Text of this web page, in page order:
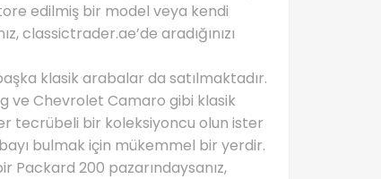
edilmiş bir model veya kendi
classictrader.ae’de aradığınızı
klasik arabalar da satılmaktadır.
ve Chevrolet Camaro gibi klasik
tecrübeli bir koleksiyoncu olun ister
bulmak için mükemmel bir yerdir.
Packard 200 pazarındaysanız,